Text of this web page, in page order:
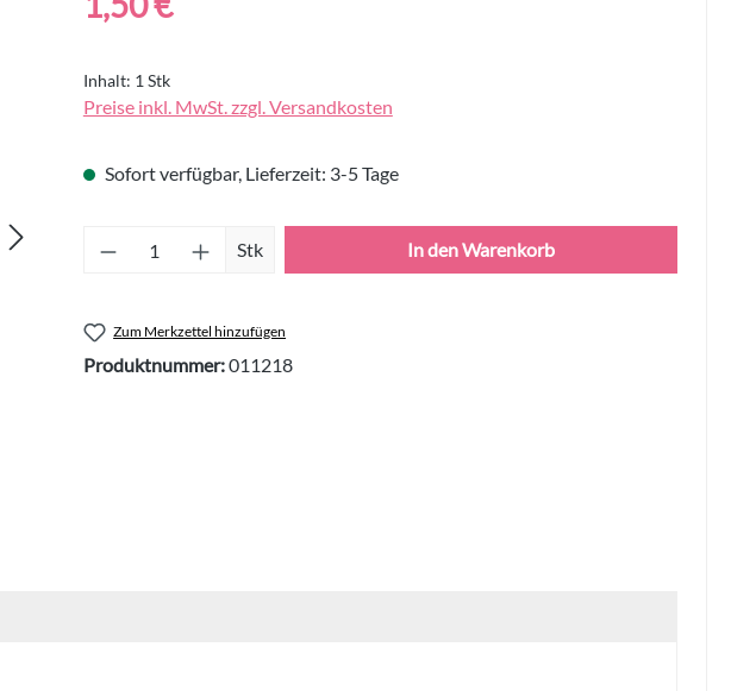
Inhalt: 1 Stk
Preise inkl. MwSt. zzgl. Versandkosten
Sofort verfügbar, Lieferzeit: 3-5 Tage
Produkt Anzahl: Gib den gewünschten Wert ein
Stk In den Warenkorb
Zum Merkzettel hinzufügen
Produktnummer:011218